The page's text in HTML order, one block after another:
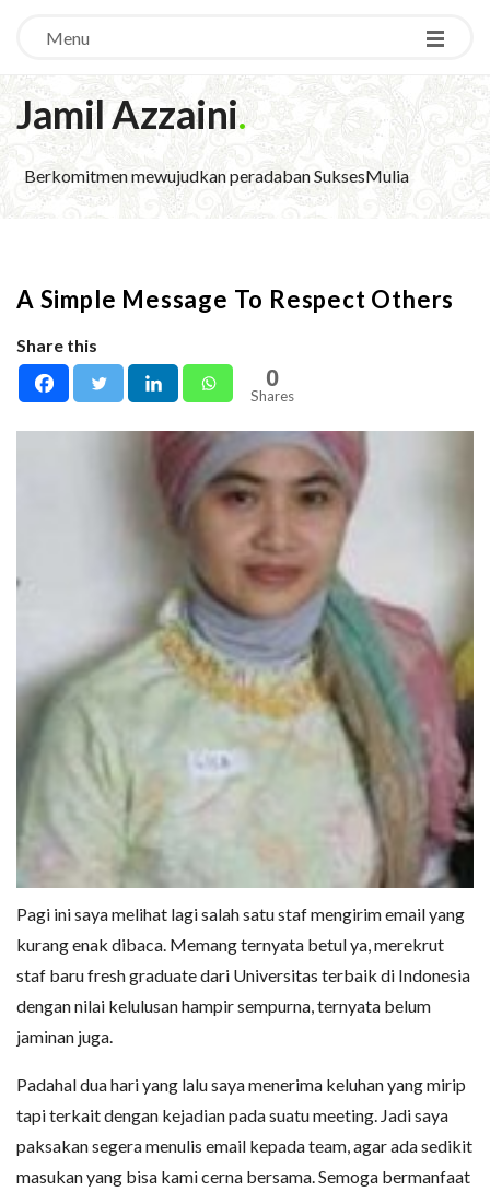
Menu
Jamil Azzaini.
Berkomitmen mewujudkan peradaban SuksesMulia
A Simple Message To Respect Others
Share this
0
Shares
Pagi ini saya melihat lagi salah satu staf mengirim email yang
kurang enak dibaca. Memang ternyata betul ya, merekrut
staf baru fresh graduate dari Universitas terbaik di Indonesia
dengan nilai kelulusan hampir sempurna, ternyata belum
jaminan juga.
Padahal dua hari yang lalu saya menerima keluhan yang mirip
tapi terkait dengan kejadian pada suatu meeting. Jadi saya
paksakan segera menulis email kepada team, agar ada sedikit
masukan yang bisa kami cerna bersama. Semoga bermanfaat